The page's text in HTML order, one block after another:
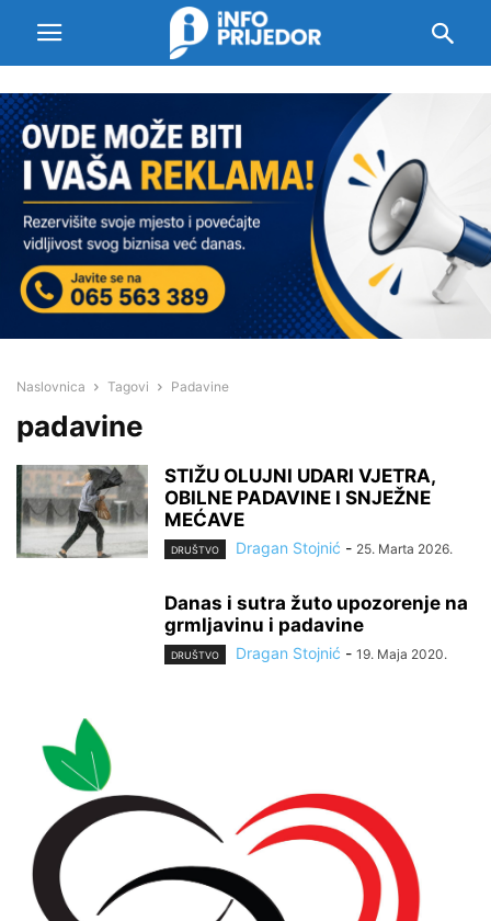
Naslovnica Tagovi Padavine
padavine
STIŽU OLUJNI UDARI VJETRA,
OBILNE PADAVINE I SNJEŽNE
MEĆAVE
DRUŠTVO Dragan Stojnić - 25. Marta 2026.
Danas i sutra žuto upozorenje na
grmljavinu i padavine
DRUŠTVO Dragan Stojnić - 19. Maja 2020.